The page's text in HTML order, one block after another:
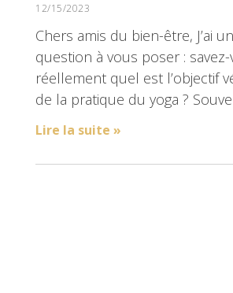
12/15/2023
Chers amis du bien-être, J’ai
question à vous poser :
réellement quel est l’objectif
de la pratique du yoga ?
Lire la suite »